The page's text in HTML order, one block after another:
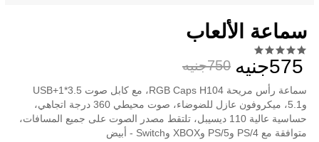
سماعة الألعاب
575جنيه
750جنيه
سماعة رأس مريحة RGB Caps H104، مع كابل صوت 3.5*1+USB
و5.1، ميكروفون عازل للضوضاء، صوت محيطي 360 درجة اتجاهي،
حساسية عالية 110 ديسيبل، تلتقط مصدر الصوت على جميع المسافات،
متوافقة مع PS/4 وPS/5 وXBOX وSwitch - أبيض